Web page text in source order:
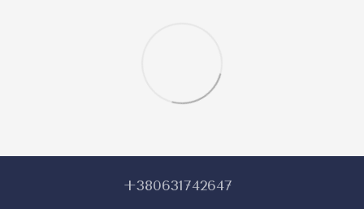
+380631742647